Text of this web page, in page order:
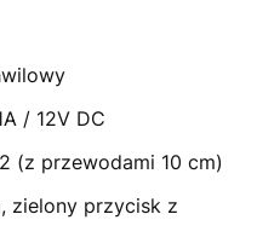
/ 12V DC
2 (z przewodami 10 cm)
zielony przycisk z